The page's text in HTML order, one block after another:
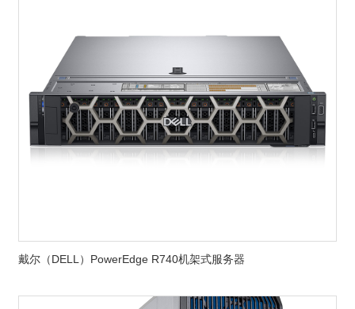
戴尔（DELL）PowerEdge R740机架式服务器